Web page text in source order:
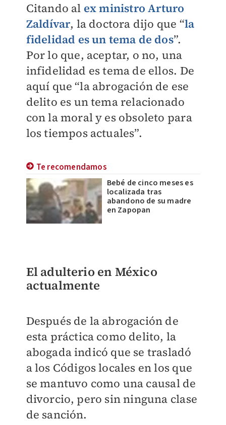
Citando al ex ministro Arturo
Zaldívar, la doctora dijo que “la
fidelidad es un tema de dos”.
Por lo que, aceptar, o no, una
infidelidad es tema de ellos. De
aquí que “la abrogación de ese
delito es un tema relacionado
con la moral y es obsoleto para
los tiempos actuales”.
Te recomendamos
Bebé de cinco meses es
localizada tras
abandono de su madre
en Zapopan
El adulterio en México
actualmente
Después de la abrogación de
esta práctica como delito, la
abogada indicó que se trasladó
a los Códigos locales en los que
se mantuvo como una causal de
divorcio, pero sin ninguna clase
de sanción.